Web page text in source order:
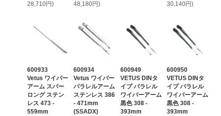
28,710円)
48,180円)
30,140円)
600933
Vetus ワイパー
アーム スパー
ロング ステン
レス 473 -
559mm
600934
Vetus ワイパー
パラレルアーム
ステンレス 386
- 471mm
(SSADX)
600949
VETUS DINタ
イプ パラレル
ワイパーアーム
黒色 308 -
393mm
600950
VETUS DINタ
イプ パラレル
ワイパーアーム
黒色 308 -
393mm